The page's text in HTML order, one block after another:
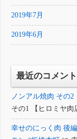
2019年7月
2019年6月
最近のコメント
ノンアル焼肉 その
その1 【ヒロミヤ肉
幸せのにっく肉 後